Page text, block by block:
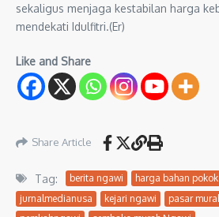
sekaligus menjaga kestabilan harga
mendekati Idulfitri.(Er)
Like and Share
Share Article
Tag: berita ngawi harga bahan pokok
jurnalmedianusa
kejari ngawi pasar